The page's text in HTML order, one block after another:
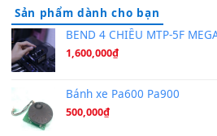
Hãy nói với em - Mỹ Tâm - Bằng Kiều
Hương Ngọc Lan (8.251)
Tiếng Đàn Hàm Oan
Under Pressure (8.164)
A Long December